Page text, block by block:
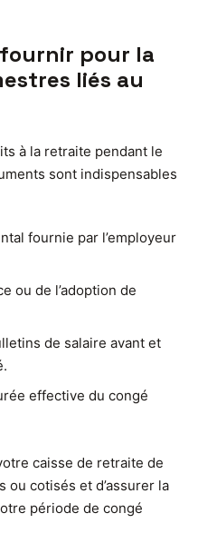
pour la
liés au
à la retraite pendant le
sont indispensables
fournie par l’employeur
ou de l’adoption de
de salaire avant et
effective du congé
caisse de retraite de
cotisés et d’assurer la
période de congé